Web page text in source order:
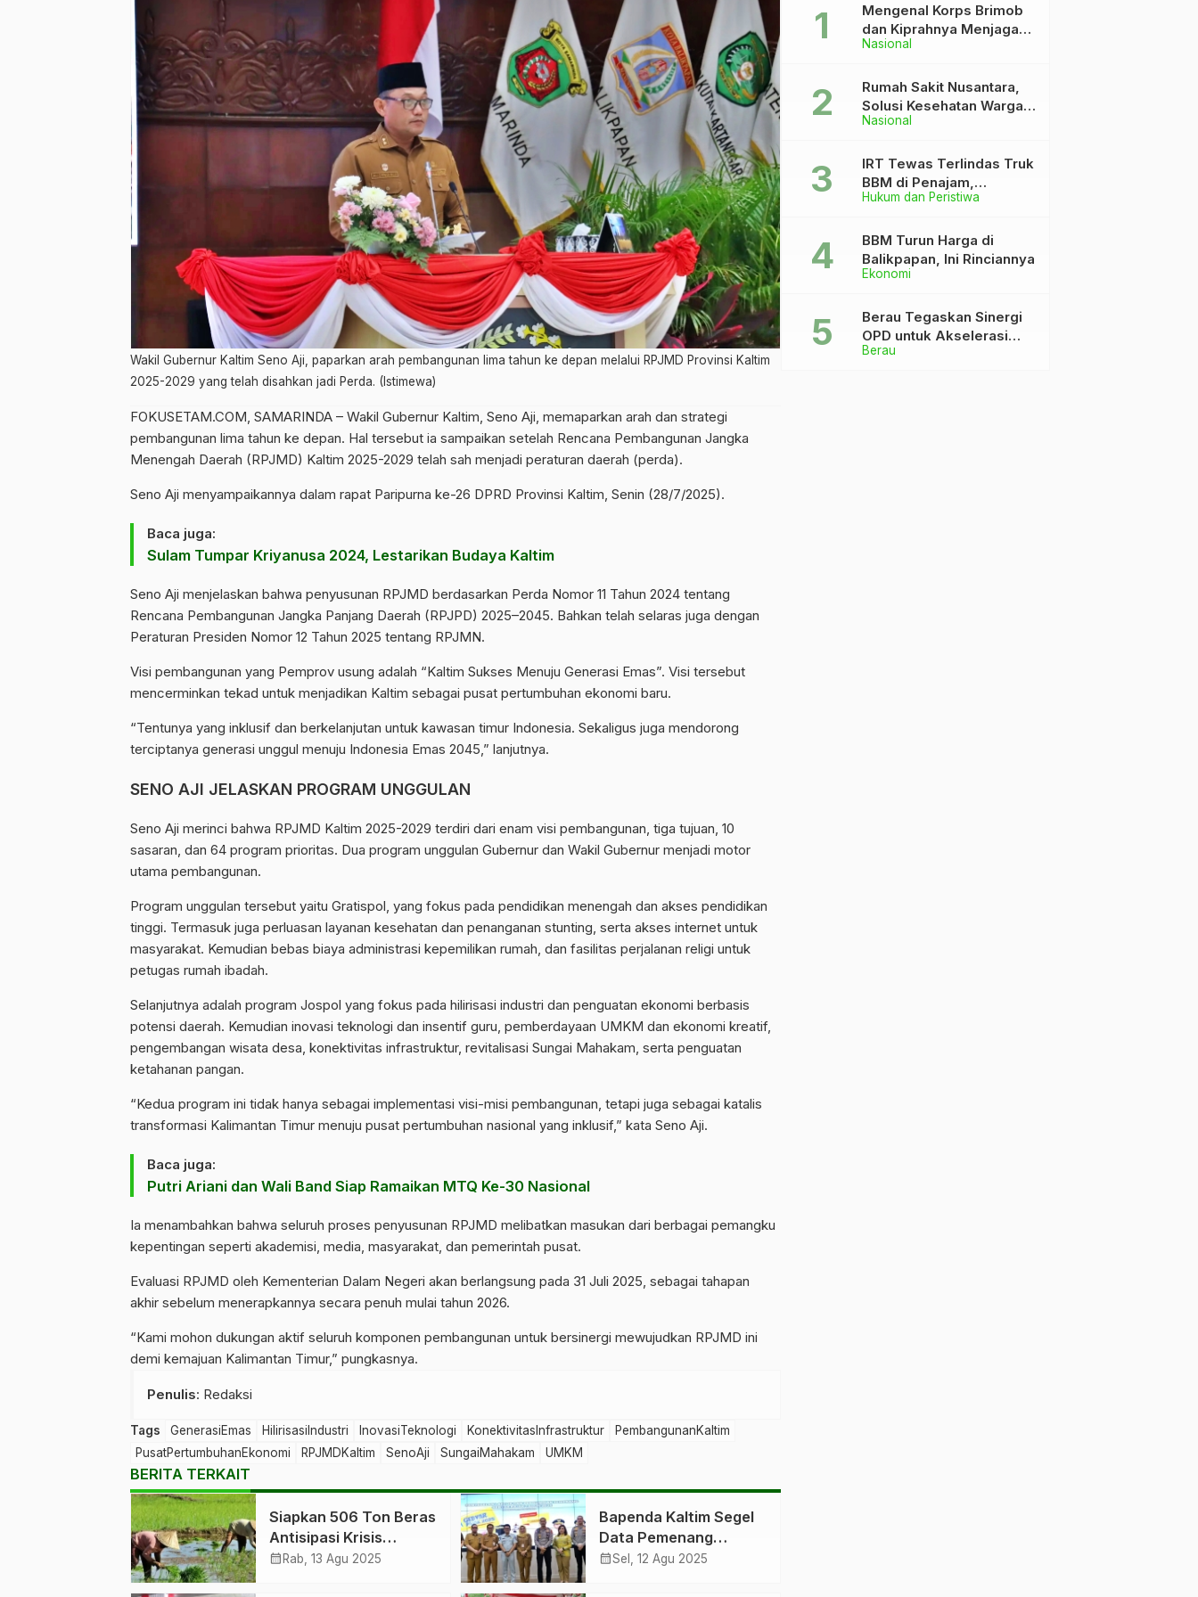
Wakil Gubernur Kaltim Seno Aji, paparkan arah pembangunan lima tahun ke depan melalui RPJMD Provinsi Kaltim
2025-2029 yang telah disahkan jadi Perda. (Istimewa)
FOKUSETAM.COM , SAMARINDA – Wakil Gubernur Kaltim, Seno Aji , memaparkan arah dan strategi
pembangunan lima tahun ke depan. Hal tersebut ia sampaikan setelah Rencana Pembangunan Jangka
Menengah Daerah (RPJMD) Kaltim 2025-2029 telah sah menjadi peraturan daerah (perda).
Seno Aji menyampaikannya dalam rapat Paripurna ke-26 DPRD Provinsi Kaltim, Senin (28/7/2025).
Baca juga:
Sulam Tumpar Kriyanusa 2024, Lestarikan Budaya Kaltim
Seno Aji menjelaskan bahwa penyusunan RPJMD berdasarkan Perda Nomor 11 Tahun 2024 tentang
Rencana Pembangunan Jangka Panjang Daerah (RPJPD) 2025–2045. Bahkan telah selaras juga dengan
Peraturan Presiden Nomor 12 Tahun 2025 tentang RPJMN.
Visi pembangunan yang Pemprov usung adalah “Kaltim Sukses Menuju Generasi Emas”. Visi tersebut
mencerminkan tekad untuk menjadikan Kaltim sebagai pusat pertumbuhan ekonomi baru.
“Tentunya yang inklusif dan berkelanjutan untuk kawasan timur Indonesia. Sekaligus juga mendorong
terciptanya generasi unggul menuju Indonesia Emas 2045,” lanjutnya.
SENO AJI JELASKAN PROGRAM UNGGULAN
Seno Aji merinci bahwa RPJMD Kaltim 2025-2029 terdiri dari enam visi pembangunan, tiga tujuan, 10
sasaran, dan 64 program prioritas. Dua program unggulan Gubernur dan Wakil Gubernur menjadi motor
utama pembangunan.
Program unggulan tersebut yaitu Gratispol, yang fokus pada pendidikan menengah dan akses pendidikan
tinggi. Termasuk juga perluasan layanan kesehatan dan penanganan stunting, serta akses internet untuk
masyarakat. Kemudian bebas biaya administrasi kepemilikan rumah, dan fasilitas perjalanan religi untuk
petugas rumah ibadah.
Selanjutnya adalah program Jospol yang fokus pada hilirisasi industri dan penguatan ekonomi berbasis
potensi daerah. Kemudian inovasi teknologi dan insentif guru, pemberdayaan UMKM dan ekonomi kreatif,
pengembangan wisata desa, konektivitas infrastruktur, revitalisasi Sungai Mahakam, serta penguatan
ketahanan pangan.
“Kedua program ini tidak hanya sebagai implementasi visi-misi pembangunan, tetapi juga sebagai katalis
transformasi Kalimantan Timur menuju pusat pertumbuhan nasional yang inklusif,” kata Seno Aji.
Baca juga:
Putri Ariani dan Wali Band Siap Ramaikan MTQ Ke-30 Nasional
Ia menambahkan bahwa seluruh proses penyusunan RPJMD melibatkan masukan dari berbagai pemangku
kepentingan seperti akademisi, media, masyarakat, dan pemerintah pusat.
Evaluasi RPJMD oleh Kementerian Dalam Negeri akan berlangsung pada 31 Juli 2025, sebagai tahapan
akhir sebelum menerapkannya secara penuh mulai tahun 2026.
“Kami mohon dukungan aktif seluruh komponen pembangunan untuk bersinergi mewujudkan RPJMD ini
demi kemajuan Kalimantan Timur,” pungkasnya.
Penulis: Redaksi
Tags GenerasiEmas HilirisasiIndustri InovasiTeknologi KonektivitasInfrastruktur
PembangunanKaltim
PusatPertumbuhanEkonomi
RPJMDKaltim SenoAji SungaiMahakam UMKM
BERITA TERKAIT
Siapkan 506 Ton Beras
Antisipasi Krisis
Pangan di Kaltim
calendar_monthRab, 13 Agu 2025
Bapenda Kaltim Segel
Data Pemenang
Gebyar Pajak 2025
calendar_monthSel, 12 Agu 2025
Nasional
Mengenal Korps Brimob
dan Kiprahnya Menjaga
Keutuhan NKRI
Nasional
Rumah Sakit Nusantara,
Solusi Kesehatan Warga
Dekat IKN
Hukum dan Peristiwa
IRT Tewas Terlindas Truk
BBM di Penajam,
Anaknya Patah Kaki
Ekonomi
BBM Turun Harga di
Balikpapan, Ini Rinciannya
Berau
Berau Tegaskan Sinergi
OPD untuk Akselerasi
Pembangunan